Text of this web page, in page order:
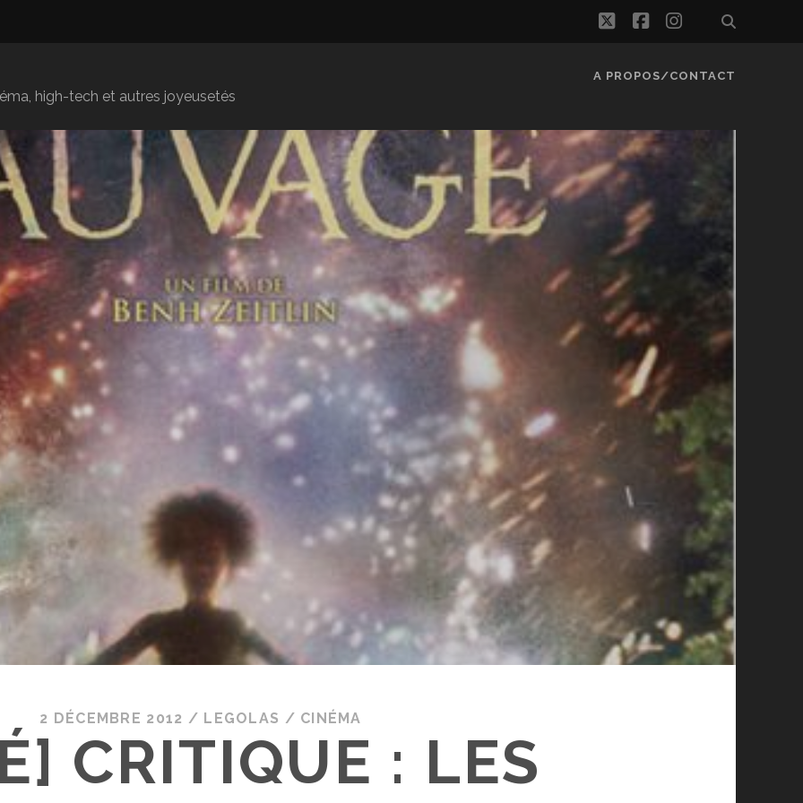
twitterfacebook
instagram
high-tech et autres joyeusetés
A PROPOS/CONTACT
2 DÉCEMBRE 2012 / LEGOLAS / CINÉMA
CRITIQUE : LES